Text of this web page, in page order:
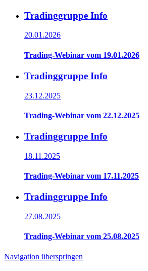
Tradinggruppe Info
20.01.2026
Trading-Webinar vom 19.01.2026
Tradinggruppe Info
23.12.2025
Trading-Webinar vom 22.12.2025
Tradinggruppe Info
18.11.2025
Trading-Webinar vom 17.11.2025
Tradinggruppe Info
27.08.2025
Trading-Webinar vom 25.08.2025
Navigation überspringen